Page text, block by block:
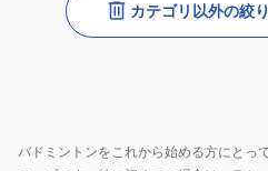
カテゴリ以外の絞
バドミントンをこれから始める方にとっ